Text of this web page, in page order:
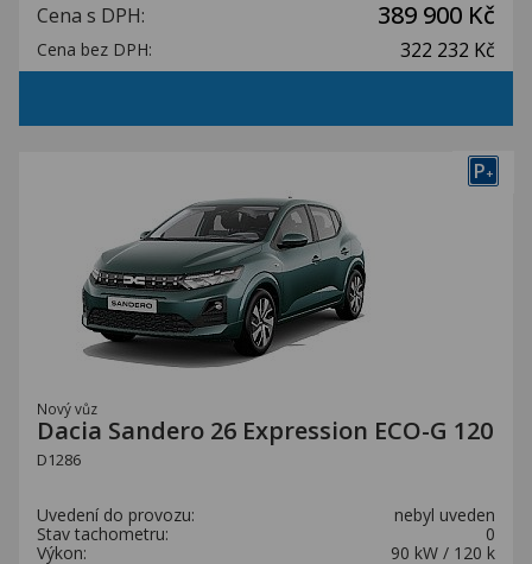
Cena s DPH: 389 900 Kč
Cena bez DPH: 322 232 Kč
P+
Nový vůz
Dacia Sandero 26 Expression ECO-G 120
D1286
Uvedení do provozu:
nebyl uveden
Stav tachometru:
0
Výkon:
90 kW / 120 k